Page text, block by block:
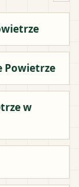
Powietrze
w